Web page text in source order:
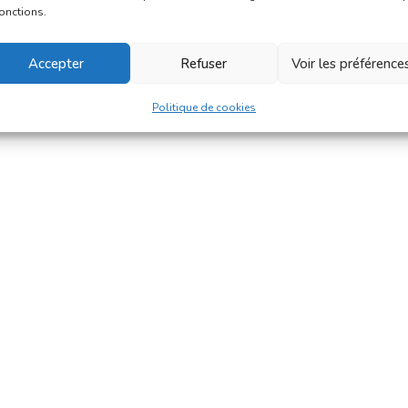
Accepter Refuser Voir les
Politique de cookies